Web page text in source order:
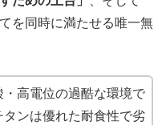
を同時に満たせる唯一無
高電位の過酷な環境で
ンは優れた耐食性で劣